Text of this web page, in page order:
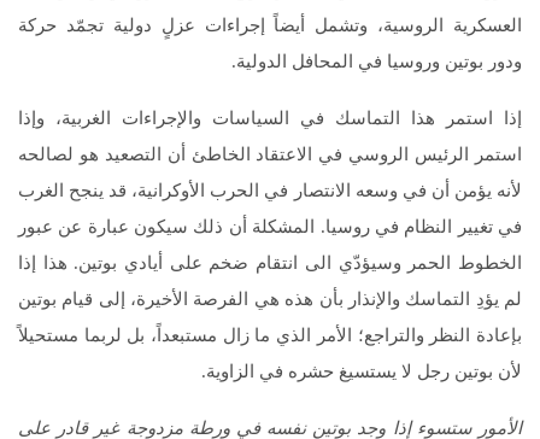
العسكرية الروسية، وتشمل أيضاً إجراءات عزلٍ دولية تجمّد حركة
ودور بوتين وروسيا في المحافل الدولية.
إذا استمر هذا التماسك في السياسات والإجراءات الغربية، وإذا
استمر الرئيس الروسي في الاعتقاد الخاطئ أن التصعيد هو لصالحه
لأنه يؤمن أن في وسعه الانتصار في الحرب الأوكرانية، قد ينجح الغرب
في تغيير النظام في روسيا. المشكلة أن ذلك سيكون عبارة عن عبور
الخطوط الحمر وسيؤدّي الى انتقام ضخم على أيادي بوتين. هذا إذا
لم يؤدِ التماسك والإنذار بأن هذه هي الفرصة الأخيرة، إلى قيام بوتين
بإعادة النظر والتراجع؛ الأمر الذي ما زال مستبعداً، بل لربما مستحيلاً
لأن بوتين رجل لا يستسيغ حشره في الزاوية.
الأمور ستسوء إذا وجد بوتين نفسه في ورطة مزدوجة غير قادرٍ على